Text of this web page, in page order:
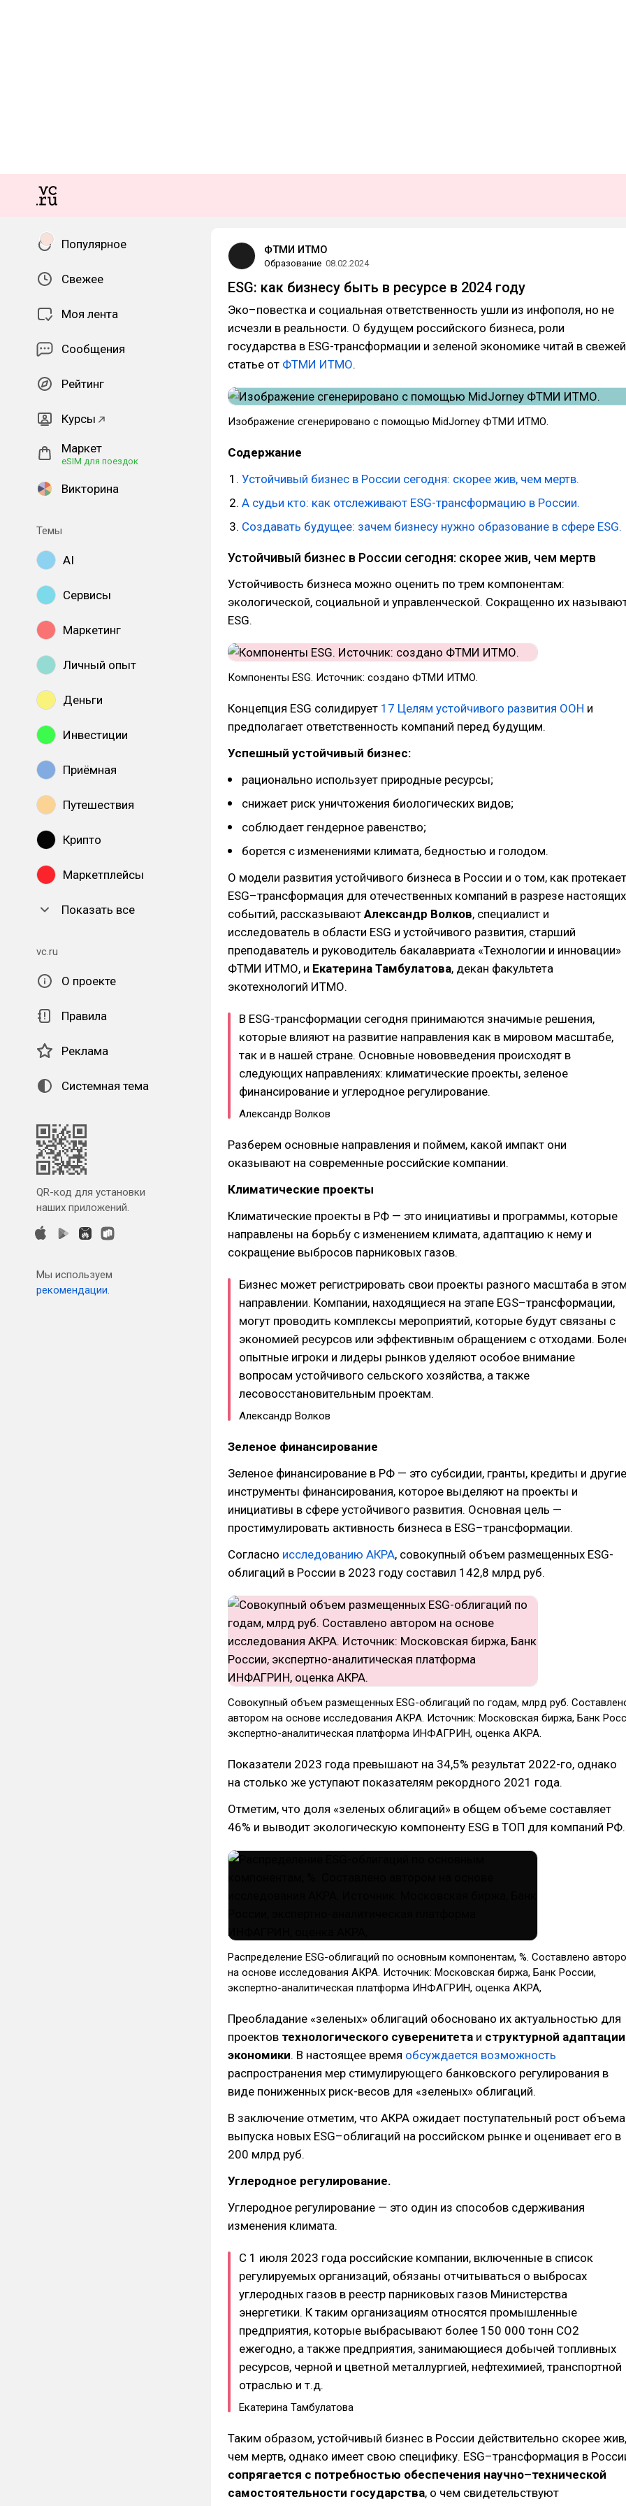
Популярное
Свежее
Моя лента
Сообщения
Рейтинг
Курсы
Маркет
eSIM для поездок
Викторина
Темы
AI
Сервисы
Маркетинг
Личный опыт
Деньги
Инвестиции
Приёмная
Путешествия
Крипто
Маркетплейсы
Показать все
vc.ru
О проекте
Правила
Реклама
Системная тема
QR-код для установки
наших приложений.
Мы используем
рекомендации.
ФТМИ ИТМО
Образование 08.02.2024
ESG: как бизнесу быть в ресурсе в 2024 году
Эко–повестка и социальная ответственность ушли из инфополя, но не
исчезли в реальности. О будущем российского бизнеса, роли
государства в ESG-трансформации и зеленой экономике читай в свежей
статье от ФТМИ ИТМО.
Изображение сгенерировано с помощью MidJorney ФТМИ ИТМО.
Содержание
Устойчивый бизнес в России сегодня: скорее жив, чем мертв.
А судьи кто: как отслеживают ESG-трансформацию в России.
Создавать будущее: зачем бизнесу нужно образование в сфере ESG.
Устойчивый бизнес в России сегодня: скорее жив, чем мертв
Устойчивость бизнеса можно оценить по трем компонентам:
экологической, социальной и управленческой. Сокращенно их
ESG.
Компоненты ESG. Источник: создано ФТМИ ИТМО.
Концепция ESG солидирует 17 Целям устойчивого развития ООН и
предполагает ответственность компаний перед будущим.
Успешный устойчивый бизнес:
рационально использует природные ресурсы;
снижает риск уничтожения биологических видов;
соблюдает гендерное равенство;
борется с изменениями климата, бедностью и голодом.
О модели развития устойчивого бизнеса в России и о том, как протекает
ESG–трансформация для отечественных компаний в разрезе настоящих
событий, рассказывают Александр Волков, специалист и
исследователь в области ESG и устойчивого развития, старший
преподаватель и руководитель бакалавриата «Технологии и инновации»
ФТМИ ИТМО, и Екатерина Тамбулатова, декан факультета
экотехнологий ИТМО.
В ESG-трансформации сегодня принимаются значимые решения,
которые влияют на развитие направления как в мировом масштабе,
так и в нашей стране. Основные нововведения происходят в
следующих направлениях: климатические проекты, зеленое
финансирование и углеродное регулирование.
Александр Волков
Разберем основные направления и поймем, какой импакт они
оказывают на современные российские компании.
Климатические проекты
Климатические проекты в РФ — это инициативы и программы, которые
направлены на борьбу с изменением климата, адаптацию к нему и
сокращение выбросов парниковых газов.
Бизнес может регистрировать свои проекты разного масштаба в
направлении. Компании, находящиеся на этапе EGS–трансформации,
могут проводить комплексы мероприятий, которые будут связаны с
экономией ресурсов или эффективным обращением с отходами.
опытные игроки и лидеры рынков уделяют особое внимание
вопросам устойчивого сельского хозяйства, а также
лесовосстановительным проектам.
Александр Волков
Зеленое финансирование
Зеленое финансирование в РФ — это субсидии, гранты, кредиты и другие
инструменты финансирования, которое выделяют на проекты и
инициативы в сфере устойчивого развития. Основная цель —
простимулировать активность бизнеса в ESG–трансформации.
Согласно исследованию АКРА, совокупный объем размещенных ESG-
облигаций в России в 2023 году составил 142,8 млрд руб.
Совокупный объем размещенных ESG-облигаций по годам, млрд руб.
автором на основе исследования АКРА. Источник: Московская биржа, Банк
экспертно-аналитическая платформа ИНФАГРИН, оценка АКРА.
Показатели 2023 года превышают на 34,5% результат 2022-го, однако
на столько же уступают показателям рекордного 2021 года.
Отметим, что доля «зеленых облигаций» в общем объеме составляет
46% и выводит экологическую компоненту ESG в ТОП для компаний РФ.
Распределение ESG-облигаций по основным компонентам, %. Составлено
на основе исследования АКРА. Источник: Московская биржа, Банк России,
экспертно-аналитическая платформа ИНФАГРИН, оценка АКРА,
Преобладание «зеленых» облигаций обосновано их актуальностью для
проектов технологического суверенитета и структурной адаптации
экономики. В настоящее время обсуждается возможность
распространения мер стимулирующего банковского регулирования в
виде пониженных риск-весов для «зеленых» облигаций.
В заключение отметим, что АКРА ожидает поступательный рост объема
выпуска новых ESG–облигаций на российском рынке и оценивает его в
200 млрд руб.
Углеродное регулирование.
Углеродное регулирование — это один из способов сдерживания
изменения климата.
С 1 июля 2023 года российские компании, включенные в список
регулируемых организаций, обязаны отчитываться о выбросах
углеродных газов в реестр парниковых газов Министерства
энергетики. К таким организациям относятся промышленные
предприятия, которые выбрасывают более 150 000 тонн CO2
ежегодно, а также предприятия, занимающиеся добычей топливных
ресурсов, черной и цветной металлургией, нефтехимией, транспортной
отраслью и т.д.
Екатерина Тамбулатова
Таким образом, устойчивый бизнес в России действительно скорее жив,
чем мертв, однако имеет свою специфику. ESG–трансформация в
сопрягается с потребностью обеспечения научно–технической
самостоятельности государства, о чем свидетельствуют